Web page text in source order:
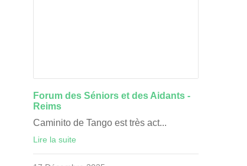
Forum des Séniors et des Aidants -
Reims
Caminito de Tango est très act...
Lire la suite